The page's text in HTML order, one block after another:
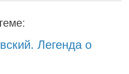
Легенда о